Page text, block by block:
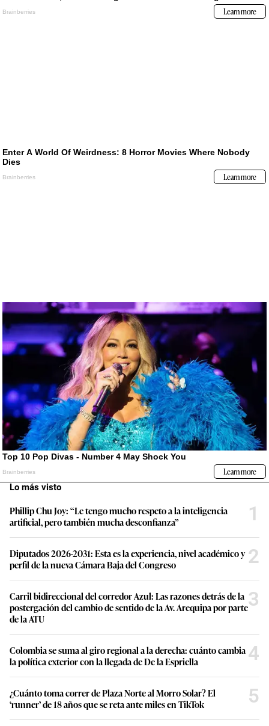
Lo más visto
Phillip Chu Joy: “Le tengo mucho respeto a la inteligencia
artificial, pero también mucha desconfianza”
1
Diputados 2026-2031: Esta es la experiencia, nivel académico y
perfil de la nueva Cámara Baja del Congreso
2
Carril bidireccional del corredor Azul: Las razones detrás de la
postergación del cambio de sentido de la Av. Arequipa por parte
de la ATU
3
Colombia se suma al giro regional a la derecha: cuánto cambia
la política exterior con la llegada de De la Espriella
4
¿Cuánto toma correr de Plaza Norte al Morro Solar? El
‘runner’ de 18 años que se reta ante miles en TikTok
5